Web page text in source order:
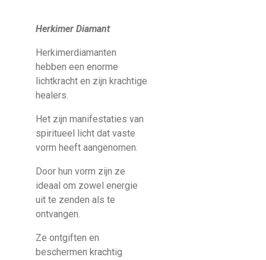
Herkimer Diamant
Herkimerdiamanten
hebben een enorme
lichtkracht en zijn krachtige
healers.
Het zijn manifestaties van
spiritueel licht dat vaste
vorm heeft aangenomen.
Door hun vorm zijn ze
ideaal om zowel energie
uit te zenden als te
ontvangen.
Ze ontgiften en
beschermen krachtig